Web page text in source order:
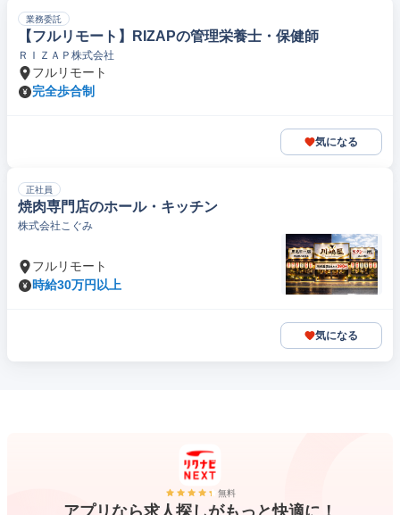
業務委託
【フルリモート】RIZAPの管理栄養士・保健師
ＲＩＺＡＰ株式会社
フルリモート
完全歩合制
気になる
正社員
焼肉専門店のホール・キッチン
株式会社こぐみ
フルリモート
時給30万円以上
気になる
無料
アプリなら求人探しがもっと快適に！